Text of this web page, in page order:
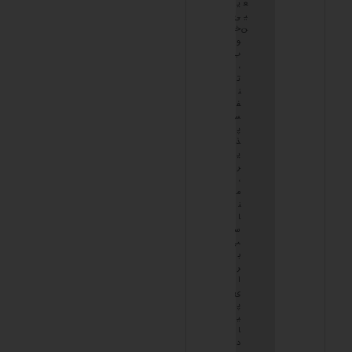
ع
ی
ن
ی
ی
خ
و
ب
،
ت
ن
ف
س
پ
ذ
ی
ر
،
م
ن
ا
س
ب
ب
ر
ا
ی
پ
ی
ا
د